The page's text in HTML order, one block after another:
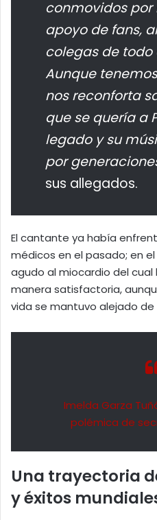
conmovidos por
apoyo de fans,
colegas de todo
Aunque
nos reconforta
que se quería a
legado y su
por
sus allegados.
El cantante ya había
médicos en el pasado; en
agudo al miocardio del
manera satisfactoria,
vida se mantuvo alejado de
Imelda Garza
polémica de
Una trayectoria
y éxitos